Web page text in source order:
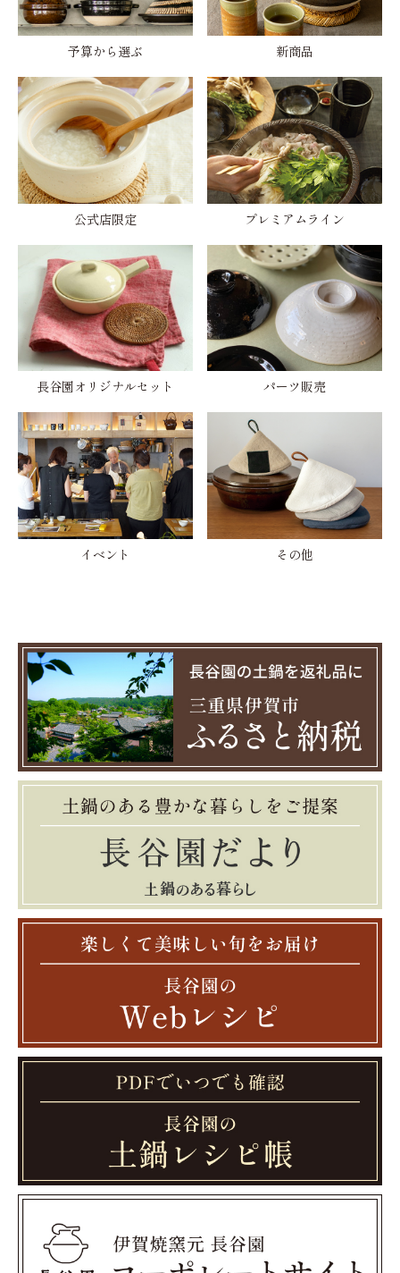
予算から選ぶ 新商品
公式店限定 プレミアムライン
長谷園オリジナルセット パーツ販売
イベント その他